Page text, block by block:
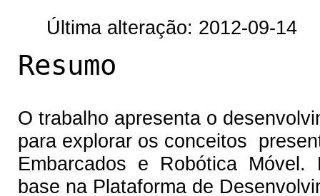
Última alteração: 2012-09-14
Resumo
O trabalho apresenta o
para explorar os conceitos
Embarcados e Robótica Móvel.
base na Plataforma de